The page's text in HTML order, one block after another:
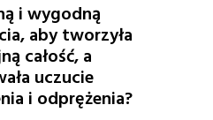
i wygodną
aby tworzyła
całość, a
uczucie
i odprężenia?